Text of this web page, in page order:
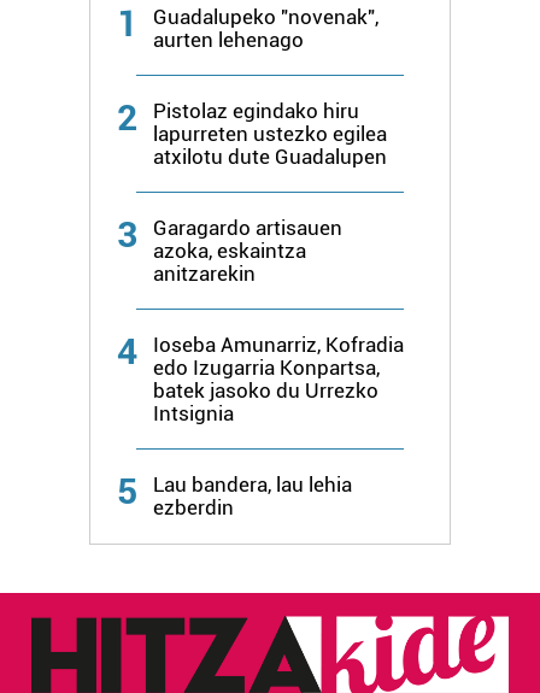
1
Guadalupeko "novenak",
aurten lehenago
2
Pistolaz egindako hiru
lapurreten ustezko egilea
atxilotu dute Guadalupen
3
Garagardo artisauen
azoka, eskaintza
anitzarekin
4
Ioseba Amunarriz, Kofradia
edo Izugarria Konpartsa,
batek jasoko du Urrezko
Intsignia
5
Lau bandera, lau lehia
ezberdin